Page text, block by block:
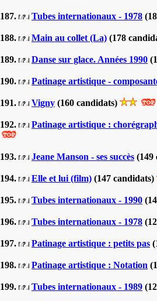
187. Tubes internationaux - 1978
188. Main au collet (La) (178
189. Danse sur glace. Années 1990
190. Patinage artistique -
191. Vigny (160 candidats)
192. Patinage artistique :
193. Jeane Manson - ses succès (149
194. Elle et lui (film) (147 candidats)
195. Tubes internationaux - 1990
196. Tubes internationaux - 1978
197. Patinage artistique : petits pas
198. Patinage artistique : Notation
199. Tubes internationaux - 1989